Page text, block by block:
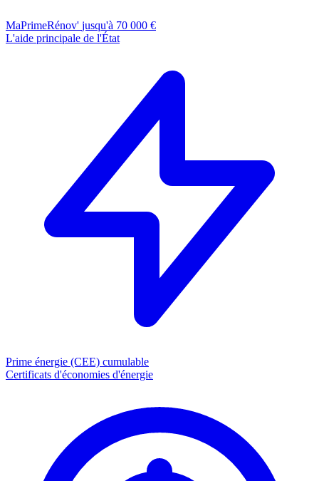
MaPrimeRénov' jusqu'à 70 000 €
L'aide principale de l'État
Prime énergie (CEE) cumulable
Certificats d'économies d'énergie